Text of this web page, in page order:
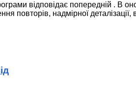
відповідає попередній . В
повторів, надмірної